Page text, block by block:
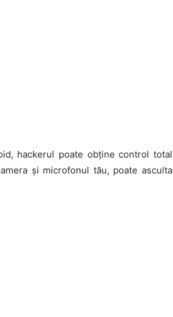
hackerul poate obține control total
și microfonul tău, poate asculta